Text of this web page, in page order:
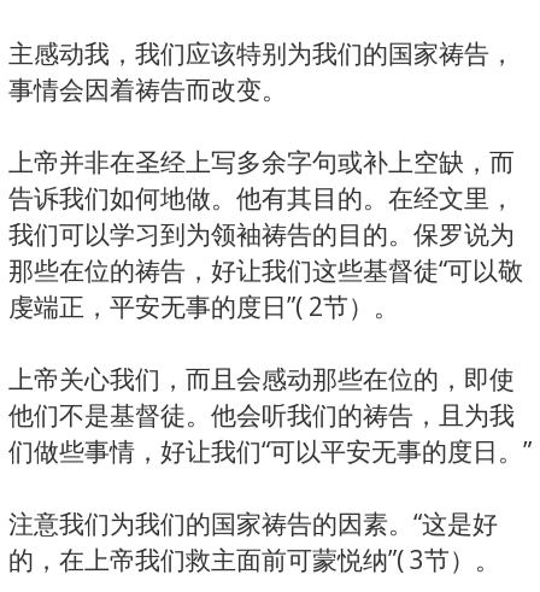
主感动我，我们应该特别为我们的国家祷告，
事情会因着祷告而改变。
上帝并非在圣经上写多余字句或补上空缺，而
告诉我们如何地做。他有其目的。在经文里，
我们可以学习到为领袖祷告的目的。保罗说为
那些在位的祷告，好让我们这些基督徒“可以敬
虔端正，平安无事的度日”( 2节）。
上帝关心我们，而且会感动那些在位的，即使
他们不是基督徒。他会听我们的祷告，且为我
们做些事情，好让我们“可以平安无事的度日。”
注意我们为我们的国家祷告的因素。“这是好
的，在上帝我们救主面前可蒙悦纳”( 3节）。